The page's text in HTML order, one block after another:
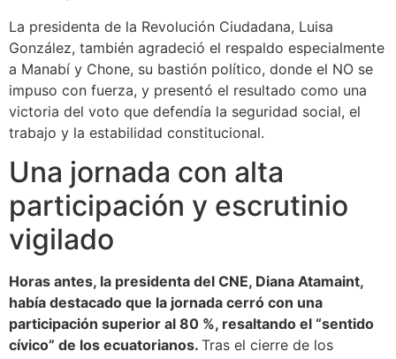
La presidenta de la Revolución Ciudadana, Luisa
González, también agradeció el respaldo especialmente
a Manabí y Chone, su bastión político, donde el NO se
impuso con fuerza, y presentó el resultado como una
victoria del voto que defendía la seguridad social, el
trabajo y la estabilidad constitucional.
Una jornada con alta
participación y escrutinio
vigilado
Horas antes, la presidenta del CNE, Diana Atamaint,
había destacado que la jornada cerró con una
participación superior al 80 %, resaltando el “sentido
cívico” de los ecuatorianos. Tras el cierre de los